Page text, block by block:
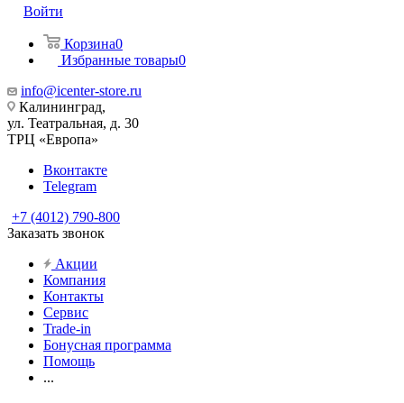
Войти
Корзина0
Избранные товары0
info@icenter-store.ru
Калининград,
ул. Театральная, д. 30
ТРЦ «Европа»
Вконтакте
Telegram
+7 (4012) 790-800
Заказать звонок
Акции
Компания
Контакты
Сервис
Trade-in
Бонусная программа
Помощь
...